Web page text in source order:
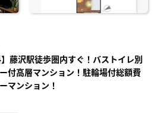
藤沢駅徒歩圏内すぐ！バストイレ別
付高層マンション！駐輪場付総額費
マンション！